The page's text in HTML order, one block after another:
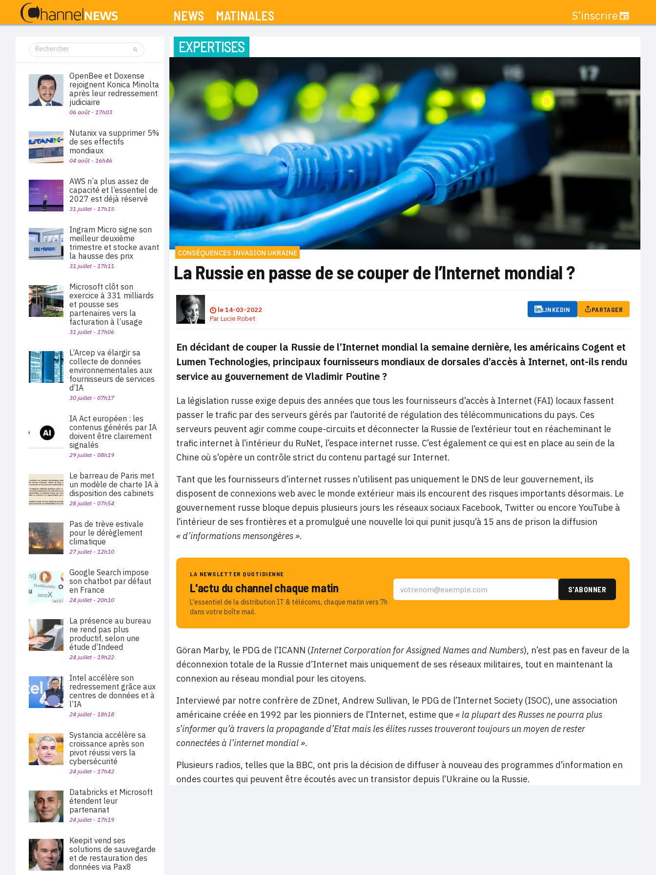
NEWS MATINALES S’inscrire
EXPERTISES
CONSÉQUENCES INVASION UKRAINE
La Russie en passe de se couper de l’Internet mondial ?
le14-03-2022
ParLucie Robet
LINKEDIN PARTAGER
En décidant de couper la Russie de l’Internet mondial la semaine dernière, les américains Cogent et
Lumen Technologies, principaux fournisseurs mondiaux de dorsales d’accès à Internet, ont-ils rendu
service au gouvernement de Vladimir Poutine ?
La législation russe exige depuis des années que tous les fournisseurs d’accès à Internet (FAI) locaux fassent
passer le trafic par des serveurs gérés par l’autorité de régulation des télécommunications du pays. Ces
serveurs peuvent agir comme coupe-circuits et déconnecter la Russie de l’extérieur tout en réacheminant le
trafic internet à l’intérieur du RuNet, l’espace internet russe. C’est également ce qui est en place au sein de la
Chine où s’opère un contrôle strict du contenu partagé sur Internet.
Tant que les fournisseurs d’internet russes n’utilisent pas uniquement le DNS de leur gouvernement, ils
disposent de connexions web avec le monde extérieur mais ils encourent des risques importants désormais. Le
gouvernement russe bloque depuis plusieurs jours les réseaux sociaux Facebook, Twitter ou encore YouTube à
l’intérieur de ses frontières et a promulgué une nouvelle loi qui punit jusqu’à 15 ans de prison la diffusion
« d’informations mensongères ».
LA NEWSLETTER QUOTIDIENNE
L'actu du channel chaque matin
L'essentiel de la distribution IT & télécoms, chaque matin vers 7h
dans votre boîte mail.
Göran Marby, le PDG de l’ICANN (Internet Corporation for Assigned Names and Numbers), n’est pas en faveur de la
déconnexion totale de la Russie d’Internet mais uniquement de ses réseaux militaires, tout en maintenant la
connexion au réseau mondial pour les citoyens.
Interviewé par notre confrère de ZDnet, Andrew Sullivan, le PDG de l’Internet Society (ISOC), une association
américaine créée en 1992 par les pionniers de l’Internet, estime que « la plupart des Russes ne pourra plus
s’informer qu’à travers la propagande d’Etat mais les élites russes trouveront toujours un moyen de rester
connectées à l’internet mondial ».
Plusieurs radios, telles que la BBC, ont pris la décision de diffuser à nouveau des programmes d’information en
ondes courtes qui peuvent être écoutés avec un transistor depuis l’Ukraine ou la Russie.
OpenBee et Doxense
rejoignent Konica Minolta
après leur redressement
judiciaire
06 août - 17h03
Nutanix va supprimer 5%
de ses effectifs
mondiaux
04 août - 16h46
AWS n’a plus assez de
capacité et l’essentiel de
2027 est déjà réservé
31 juillet - 17h15
Ingram Micro signe son
meilleur deuxième
trimestre et stocke avant
la hausse des prix
31 juillet - 17h11
Microsoft clôt son
exercice à 331 milliards
et pousse ses
partenaires vers la
facturation à l’usage
31 juillet - 17h06
L’Arcep va élargir sa
collecte de données
environnementales aux
fournisseurs de services
d’IA
30 juillet - 07h17
IA Act européen : les
contenus générés par IA
doivent être clairement
signalés
29 juillet - 08h19
Le barreau de Paris met
un modèle de charte IA à
disposition des cabinets
28 juillet - 07h54
Pas de trève estivale
pour le dérèglement
climatique
27 juillet - 12h10
Google Search impose
son chatbot par défaut
en France
24 juillet - 20h10
La présence au bureau
ne rend pas plus
productif, selon une
étude d’Indeed
24 juillet - 19h22
Intel accélère son
redressement grâce aux
centres de données et à
l’IA
24 juillet - 18h18
Systancia accélère sa
croissance après son
pivot réussi vers la
cybersécurité
24 juillet - 17h42
Databricks et Microsoft
étendent leur
partenariat
24 juillet - 17h19
Keepit vend ses
solutions de sauvegarde
et de restauration des
données via Pax8